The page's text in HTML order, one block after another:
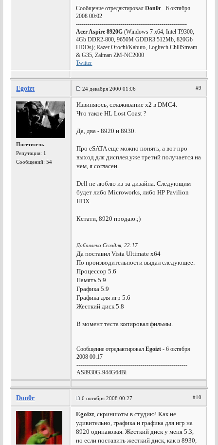
Сообщение отредактировалDon0r - 6 октября
2008 00:02
---------------------------------------------------------
Acer Aspire 8920G (Windows 7 x64, Intel T9300,
4Gb DDR2-800, 9650M GDDR3 512Mb, 820Gb
HDDs); Razer Orochi/Kabuto, Logitech ChillStream
& G35, Zalman ZM-NC2000
Twitter
Egoizt 24 декабря 2000 01:06 #9
Посетитель
Репутация: 1
Сообщений: 54
Извиняюсь, сглаживание х2 в DMC4.
Что такое HL Lost Coast ?
Да, два - 8920 и 8930.
Про eSATA еще можно понять, а вот про
выход для дисплея.уже третий получается на
нем, я согласен.
Dell не люблю из-за дизайна. Следующим
будет либо Microworks, либо HP Pavilion
HDX.
Кстати, 8920 продаю.;)
Добавлено Сегодня, 22:17
Да поставил Vista Ultimate x64
По производительности выдал следующее:
Процессор 5.6
Память 5.9
Графика 5.9
Графика для игр 5.6
Жесткий диск 5.8
В момент теста копировал фильмы.
Сообщение отредактировалEgoizt - 6 октября
2008 00:17
---------------------------------------------------------
AS8930G-944G64Bi
Don0r 6 октября 2008 00:27 #10
Egoizt, скриншоты в студию! Как не
удивительно, графика и графика для игр на
8920 одинаковая. Жесткий диск у меня 5.3,
но если поставить жесткий диск, как в 8930,